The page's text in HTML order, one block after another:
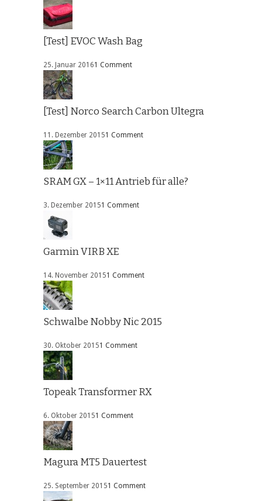
[Test] EVOC Wash Bag
25. Januar 20161 Comment
[Test] Norco Search Carbon Ultegra
11. Dezember 20151 Comment
SRAM GX – 1×11 Antrieb für alle?
3. Dezember 20151 Comment
Garmin VIRB XE
14. November 20151 Comment
Schwalbe Nobby Nic 2015
30. Oktober 20151 Comment
Topeak Transformer RX
6. Oktober 20151 Comment
Magura MT5 Dauertest
25. September 20151 Comment